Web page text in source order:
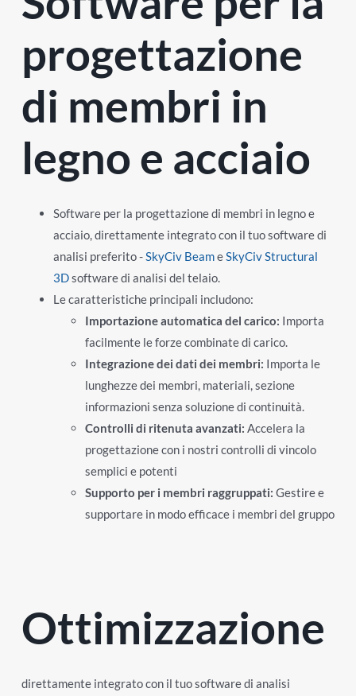
progettazione
di membri in
legno e acciaio
Software per la progettazione di membri in legno e
acciaio, direttamente integrato con il tuo software di
analisi preferito -SkyCiv BeameSkyCiv Structural
3Dsoftware di analisi del telaio.
Le caratteristiche principali includono:
Importazione automatica del carico: Importa
facilmente le forze combinate di carico.
Integrazione dei dati dei membri: Importa le
lunghezze dei membri, materiali, sezione
informazioni senza soluzione di continuità.
Controlli di ritenuta avanzati: Accelera la
progettazione con i nostri controlli di vincolo
semplici e potenti
Supporto per i membri raggruppati: Gestire e
supportare in modo efficace i membri del gruppo
Ottimizzazione
direttamente integrato con il tuo software di analisi